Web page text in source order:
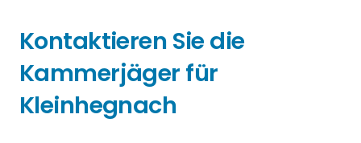
Kontaktieren Sie die
Kammerjäger für
Kleinhegnach